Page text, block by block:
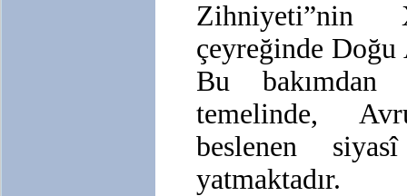
çeyreğinde Doğu
Bu bakımdan
temelinde,
beslenen
yatmaktadır.